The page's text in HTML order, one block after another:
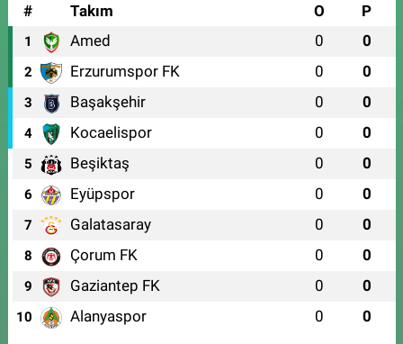
#
Takım O P
1 Amed 0 0
2 Erzurumspor FK 0 0
3 Başakşehir 0 0
4 Kocaelispor 0 0
5 Beşiktaş 0 0
6 Eyüpspor 0 0
7 Galatasaray 0 0
8 Çorum FK 0 0
9 Gaziantep FK 0 0
10 Alanyaspor 0 0